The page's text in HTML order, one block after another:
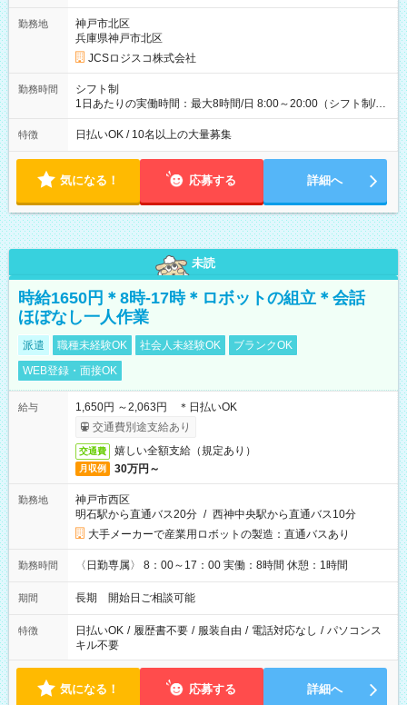
ど！ ・主要都市エリア 月収55万円／週5日稼働 月収65万~112
万円／週6日稼働 ・地方郊外エリア 月収40万円／週5日稼働 月
収40万円~50万円／週6日稼働 ＜モデルイメージ＞ ■月収50万
円 (27歳男性/江東区在住)※元建築関係 1日150個配達×25日勤務
(日休み) ■月収80万円(43歳男性/墨田区在住)※元営業 1日200個
勤務地
神戸市北区
兵庫県神戸市北区
JCSロジスコ株式会社
勤務時間
シフト制
1日あたりの実働時間：最大8時間/日 8:00～20:00（シフト制/実
働8時間） ※週5日勤務（場所次第では週4も有り） ※配達状況
によって時間外での勤務可能性有り ※案件により多少の前後あ
特徴 日払いOK / 10名以上の大量募集
気になる！ 応募する 詳細へ
未読
時給1650円＊8時-17時＊ロボットの組立＊会話
ほぼなし一人作業
派遣 職種未経験OK 社会人未経験OK
ブランクOK
WEB登録・面接OK
給与
1,650円 ～2,063円 ＊日払いOK
交通費別途支給あり
交通費 嬉しい全額支給（規定あり）
月収例 30万円～
勤務地
神戸市西区
明石駅から直通バス20分 / 西神中央駅から直通バス10分
大手メーカーで産業用ロボットの製造：直通バスあり
勤務時間 〈日勤専属〉 8：00～17：00 実働：8時間 休憩：1時間
期間 長期 開始日ご相談可能
特徴 日払いOK / 履歴書不要 / 服装自由 / 電話対応なし / パソコンス
キル不要
気になる！ 応募する 詳細へ